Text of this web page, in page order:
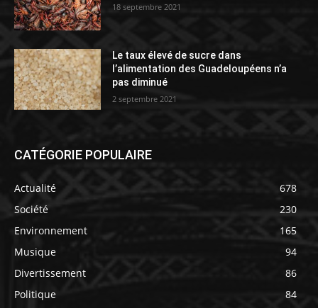
18 septembre 2021
Le taux élevé de sucre dans
l’alimentation des Guadeloupéens n’a
pas diminué
2 septembre 2021
CATÉGORIE POPULAIRE
Actualité
678
Société
230
Environnement
165
Musique
94
Divertissement
86
Politique
84